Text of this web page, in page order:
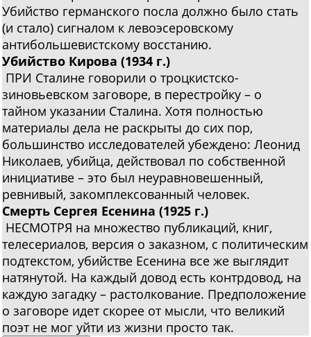
Убийство германского посла должно было стать
(и стало) сигналом к левоэсеровскому
антибольшевистскому восстанию.
Убийство Кирова (1934 г.)
ПРИ Сталине говорили о троцкистско-
зиновьевском заговоре, в перестройку – о
тайном указании Сталина. Хотя полностью
материалы дела не раскрыты до сих пор,
большинство исследователей убеждено: Леонид
Николаев, убийца, действовал по собственной
инициативе – это был неуравновешенный,
ревнивый, закомплексованный человек.
Смерть Сергея Есенина (1925 г.)
НЕСМОТРЯ на множество публикаций, книг,
телесериалов, версия о заказном, с политическим
подтекстом, убийстве Есенина все же выглядит
натянутой. На каждый довод есть контрдовод, на
каждую загадку – растолкование. Предположение
о заговоре идет скорее от мысли, что великий
поэт не мог уйти из жизни просто так.